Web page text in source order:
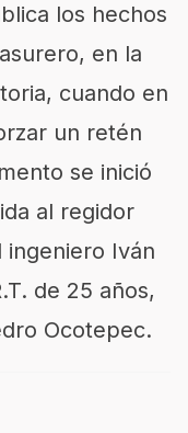
los hechos
en la
cuando en
un retén
se inició
al regidor
ingeniero Iván
de 25 años,
Ocotepec.